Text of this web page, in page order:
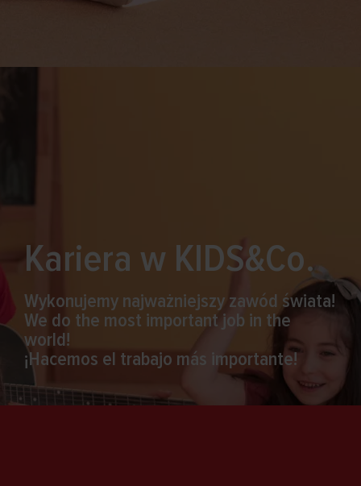
Kariera w KIDS&Co.
Wykonujemy najważniejszy zawód świata!
We do the most important job in the
world!
¡Hacemos el trabajo más importante!